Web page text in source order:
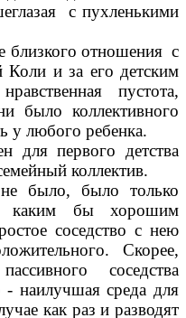
с пухленькими
отношения с
и за его детским
пустота,
было коллективного
у любого ребенка.
первого детства
коллектив.
было, было только
каким бы хорошим
соседство с нею
Скорее,
соседства
- наилучшая среда для
как раз и разводят